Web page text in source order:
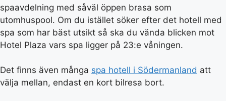
spaavdelning med såväl öppen brasa som
utomhuspool. Om du istället söker efter det hotell med
spa som har bäst utsikt så ska du vända blicken mot
Hotel Plaza vars spa ligger på 23:e våningen.
Det finns även många spa hotell i Södermanland att
välja mellan, endast en kort bilresa bort.